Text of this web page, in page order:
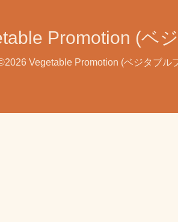
Promotion (ベ
Vegetable Promotion (ベジタブル